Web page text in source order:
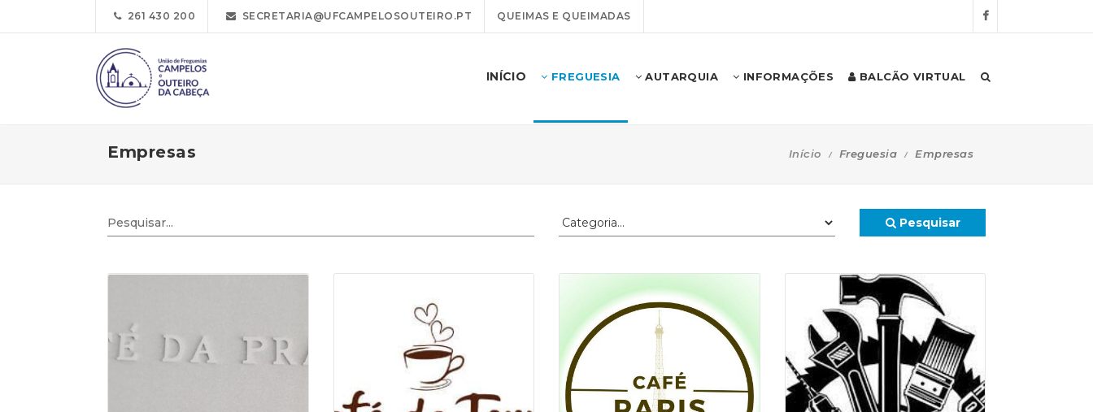
261 430 200 SECRETARIA@UFCAMPELOSOUTEIRO.PT QUEIMAS E QUEIMADAS
INÍCIO FREGUESIA AUTARQUIA INFORMAÇÕES BALCÃO VIRTUAL
Empresas Início Freguesia Empresas
Pesquisar